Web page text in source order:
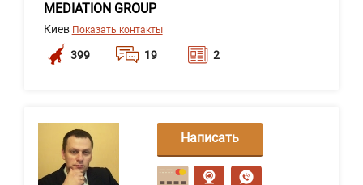
MEDIATION GROUP
Киев Показать контакты
399 19 2
Написать
сообщение